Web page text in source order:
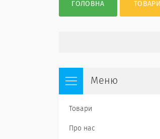
ГОЛОВНА ТОВАРИ
Товари
Про нас